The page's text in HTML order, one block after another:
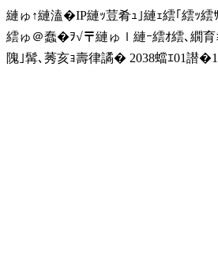
縺ゅ↑縺溘�IP縺ｯ荳肴ｭ｣縺ｪ繧｢繧ｯ
繧ゅ＠蠢�ｦ√〒縺ゅｌ縺ｰ繧ｵ繧､繝
隗｣髯､莠亥ｮ壽律譎� 2038蟷ｴ01譛